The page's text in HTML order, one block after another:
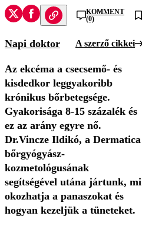
KOMMENT
(0)
Napi doktor A szerző cikkei
Az ekcéma a csecsemő- és
kisdedkor leggyakoribb
krónikus bőrbetegsége.
Gyakorisága 8-15 százalék és
ez az arány egyre nő.
Dr.Vincze Ildikó, a Dermatica
bőrgyógyász-
kozmetológusának
segítségével utána jártunk, mi
okozhatja a panaszokat és
hogyan kezeljük a tüneteket.